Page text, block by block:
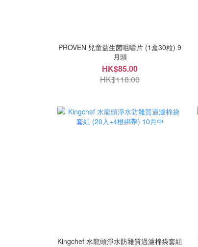
PROVEN 兒童益生菌咀嚼片 (1盒30粒) 9
月頭
HK$85.00
HK$118.00
Kingchef 水龍頭淨水防雜質過濾棉袋套組